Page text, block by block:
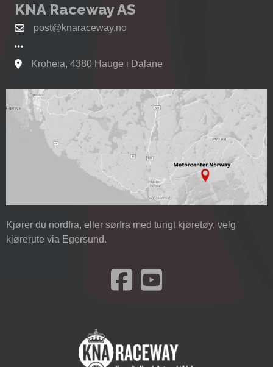
KNA Raceway AS
post@knaraceway.no
Se kart til Motorcenter Norway i Sokndal
Kroheia, 4380 Hauge i Dalane
Kjører du nordfra, eller sørfra med tungt kjøretøy, velg
kjørerute via Egersund.
Besøk oss på Facebook